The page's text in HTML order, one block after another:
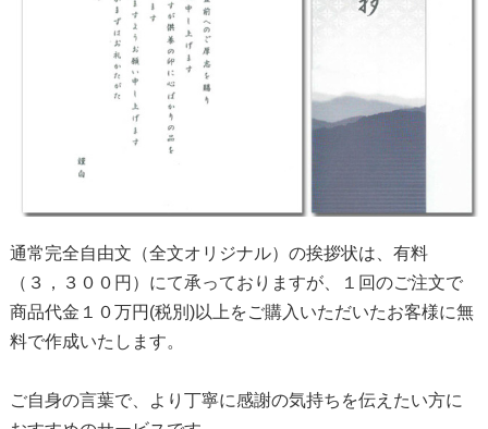
通常完全自由文（全文オリジナル）の挨拶状は、有料
（３，３００円）にて承っておりますが、１回のご注文で
商品代金１０万円(税別)以上をご購入いただいたお客様に無
料で作成いたします。
ご自身の言葉で、より丁寧に感謝の気持ちを伝えたい方に